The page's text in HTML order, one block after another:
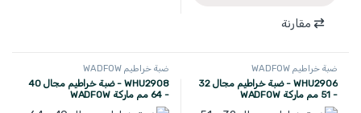
مقارنة
ضبة خراطيم WADFOW
WHU2906 - ضبة خراطيم مجال 32
- 51 مم ماركة WADFOW
ضبة خراطيم WADFOW
WHU2908 - ضبة خراطيم مجال 40
- 64 مم ماركة WADFOW